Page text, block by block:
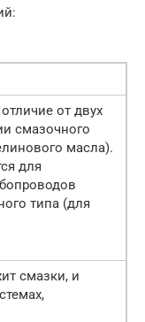
от двух
смазочного
масла).
для
типа (для
смазки, и